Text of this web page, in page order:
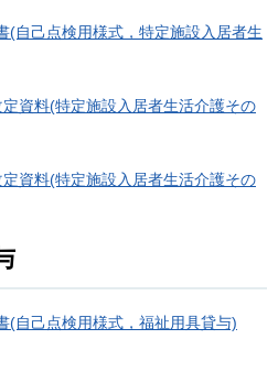
(自己点検用様式，特定施設入居者生
資料(特定施設入居者生活介護その
資料(特定施設入居者生活介護その
(自己点検用様式，福祉用具貸与)